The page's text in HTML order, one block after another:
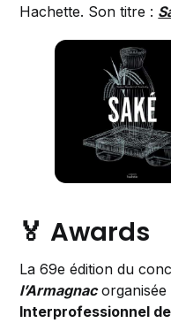
Hachette. Son titre :
🏅 Awards
La 69e édition du
l’Armagnacorganisée
Interprofessionnel de